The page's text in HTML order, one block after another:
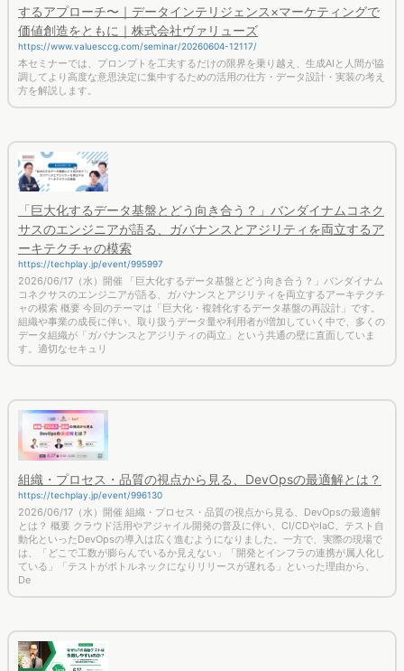
するアプローチ〜｜データインテリジェンス×マーケティングで
価値創造をともに｜株式会社ヴァリューズ
https://www.valuesccg.com/seminar/20260604-12117/
本セミナーでは、プロンプトを工夫するだけの限界を乗り越え、生成AIと人間が協
調してより高度な意思決定に集中するための活用の仕方・データ設計・実装の考え
方を解説します。
「巨大化するデータ基盤とどう向き合う？」バンダイナムコネク
サスのエンジニアが語る、ガバナンスとアジリティを両立するア
ーキテクチャの模索
https://techplay.jp/event/995997
2026/06/17（水）開催 「巨大化するデータ基盤とどう向き合う？」バンダイナム
コネクサスのエンジニアが語る、ガバナンスとアジリティを両立するアーキテクチ
ャの模索 概要 今回のテーマは「巨大化・複雑化するデータ基盤の再設計」です。
組織や事業の成長に伴い、取り扱うデータ量や利用者が増加していく中で、多くの
データ組織が「ガバナンスとアジリティの両立」という共通の壁に直面していま
す。適切なセキュリ
組織・プロセス・品質の視点から見る、DevOpsの最適解とは？
https://techplay.jp/event/996130
2026/06/17（水）開催 組織・プロセス・品質の視点から見る、DevOpsの最適解
とは？ 概要 クラウド活用やアジャイル開発の普及に伴い、CI/CDやIaC、テスト自
動化といったDevOpsの導入は広く進むようになりました。一方で、実際の現場で
は、「どこで工数が膨らんでいるか見えない」「開発とインフラの連携が属人化し
ている」「テストがボトルネックになりリリースが遅れる」といった理由から、
De